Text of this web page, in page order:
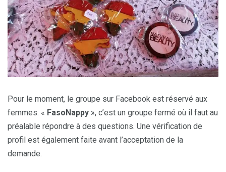
Pour le moment, le groupe sur Facebook est réservé aux
femmes. « FasoNappy », c’est un groupe fermé où il faut au
préalable répondre à des questions. Une vérification de
profil est également faite avant l’acceptation de la
demande.